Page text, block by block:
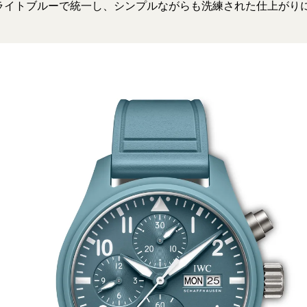
イトブルーで統一し、シンプルながらも洗練された仕上がり